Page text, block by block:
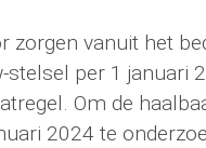
zorgen vanuit het
per 1 januari
Om de
2024 te